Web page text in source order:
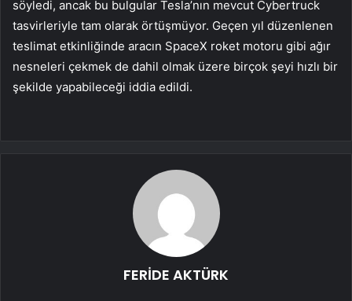
söyledi, ancak bu bulgular Tesla’nın mevcut Cybertruck
tasvirleriyle tam olarak örtüşmüyor. Geçen yıl düzenlenen
teslimat etkinliğinde aracın SpaceX roket motoru gibi ağır
nesneleri çekmek de dahil olmak üzere birçok şeyi hızlı bir
şekilde yapabileceği iddia edildi.
FERİDE AKTÜRK